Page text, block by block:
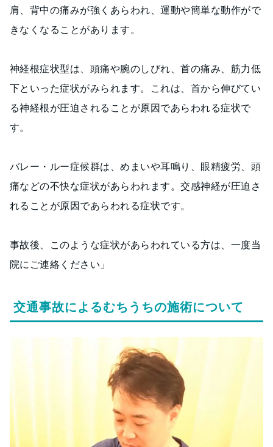
肩、背中の痛みが強くあらわれ、運動や簡単な動作がで
きなくなることがあります。
神経根症状型は、頭痛や腕のしびれ、首の痛み、筋力低
下といった症状がみられます。これは、首から伸びてい
る神経根が圧迫されることが原因であらわれる症状で
す。
バレー・ルー症候群は、めまいや耳鳴り、眼精疲労、頭
痛などの不快な症状があらわれます。交感神経が圧迫さ
れることが原因であらわれる症状です。
事故後、このような症状があらわれている方は、一度当
院にご連絡ください」
交通事故によるむちうちの施術について